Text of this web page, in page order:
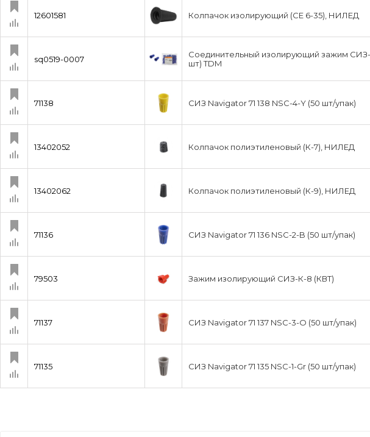
12601581 Колпачок изолирующий (CE 6-35), НИЛЕД
sq0519-0007
Соединительный изолирующий зажим СИЗ-
шт) TDM
71138 СИЗ Navigator 71 138 NSC-4-Y (50 шт/упак)
13402052 Колпачок полиэтиленовый (К-7), НИЛЕД
13402062 Колпачок полиэтиленовый (К-9), НИЛЕД
71136 СИЗ Navigator 71 136 NSC-2-B (50 шт/упак)
79503 Зажим изолирующий СИЗ-К-8 (КВТ)
71137 СИЗ Navigator 71 137 NSC-3-O (50 шт/упак)
71135 СИЗ Navigator 71 135 NSC-1-Gr (50 шт/упак)